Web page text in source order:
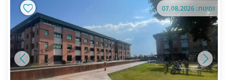
זמינות: 07.08.2026